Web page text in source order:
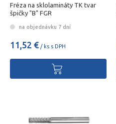
Fréza na sklolamináty TK tvar
špičky "B" FGR
na objednávku 7 dní
11,52 € / ks s DPH